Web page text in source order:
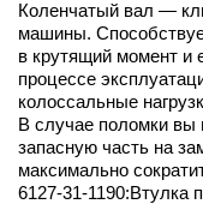
Коленчатый вал —
машины.
в крутящий момент и
процессе
колоссальные
В случае поломки вы
запасную часть на
максимально
6127-31-1190:Втулка